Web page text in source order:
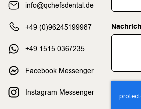
info@qchefsdental.de
+49 (0)96245199987
+49 1515 0367235
Facebook Messenger
Instagram Messenger